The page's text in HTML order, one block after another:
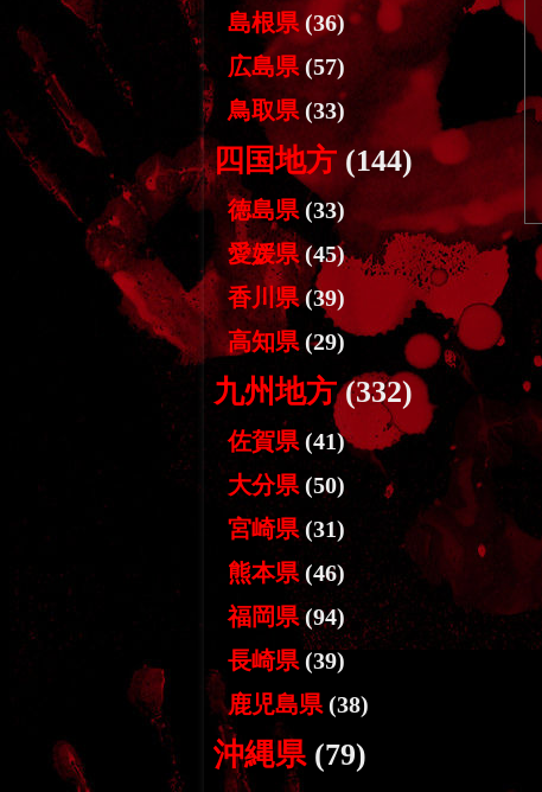
島根県(36)
広島県(57)
鳥取県 (33)
四国地方(144)
徳島県(33)
愛媛県(45)
香川県(39)
高知県(29)
九州地方(332)
佐賀県 (41)
大分県 (50)
宮崎県(31)
熊本県(46)
福岡県(94)
長崎県 (39)
鹿児島県 (38)
沖縄県(79)